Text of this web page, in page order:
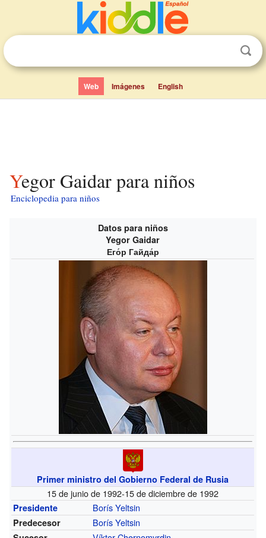
Web Imágenes English
Yegor Gaidar para niños
Enciclopedia para niños
Datos para niños
Yegor Gaidar
Его́р Гайда́р
Primer ministro del Gobierno Federal de Rusia
15 de junio de 1992-15 de diciembre de 1992
Presidente Borís Yeltsin
Predecesor Borís Yeltsin